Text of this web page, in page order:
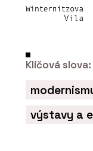
Klíčová slova:
výstavy a